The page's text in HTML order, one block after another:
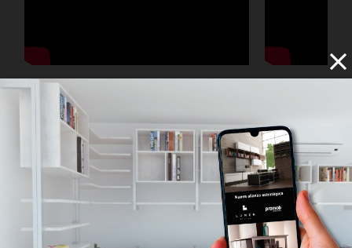
Instalación de Carpintería LUMEN
System